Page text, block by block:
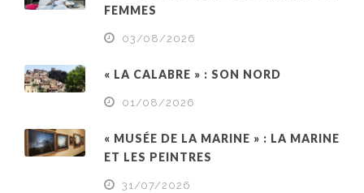
FEMMES
03/08/2026
« LA CALABRE » : SON NORD
01/08/2026
« MUSÉE DE LA MARINE » : LA MARINE
ET LES PEINTRES
31/07/2026